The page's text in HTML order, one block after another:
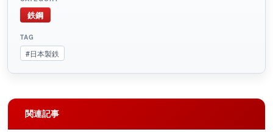
鉄鋼
TAG
#日本製鉄
関連記事